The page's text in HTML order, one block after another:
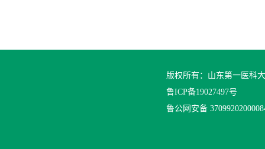
版权所有：山东第一医科
鲁ICP备19027497号
鲁公网安备